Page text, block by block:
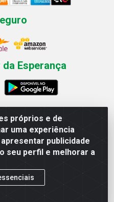
próprios e de
uma experiência
publicidade
seu perfil e melhorar a
Esperança
Caldas Filho, 291 -
50771-335 - CNPJ
0001-23